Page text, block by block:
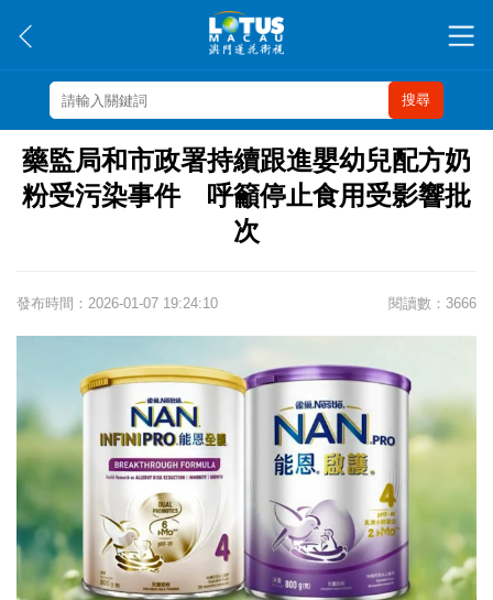
搜尋
藥監局和市政署持續跟進嬰幼兒配方奶
粉受污染事件 呼籲停止食用受影響批
次
發布時間：2026-01-07 19:24:10 閱讀數：3666